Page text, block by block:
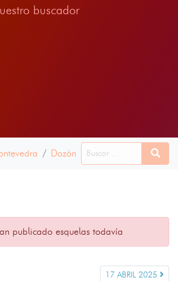
buscador
Dozón 16 ABRIL 2025
publicado esquelas todavía
17 ABRIL 2025